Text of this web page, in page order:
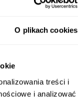
O plikach cookies
treści i
i analizować
również